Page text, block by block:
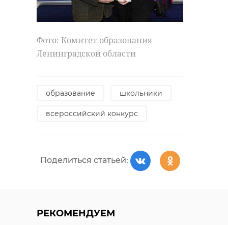
Фото: Комитет образования
Ленинградской области
образование школьники
всероссийский конкурс
Поделиться статьей:
РЕКОМЕНДУЕМ